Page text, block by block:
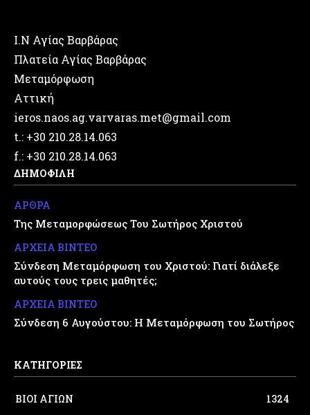
Ι.Ν Αγίας Βαρβάρας
Πλατεία Αγίας Βαρβάρας
Μεταμόρφωση
Αττική
ieros.naos.ag.varvaras.met@gmail.com
t.: +30 210.28.14.063
f.: +30 210.28.14.063
ΔΗΜΟΦΙΛΗ
ΑΡΘΡΑ
Της Μεταμορφώσεως Του Σωτήρος Χριστού
ΑΡΧΕΙΑ ΒΙΝΤΕΟ
Σύνδεση Μεταμόρφωση του Χριστού: Γιατί διάλεξε
αυτούς τους τρεις μαθητές;
ΑΡΧΕΙΑ ΒΙΝΤΕΟ
Σύνδεση 6 Αυγούστου: Η Μεταμόρφωση του Σωτήρος
ΚΑΤΗΓΟΡΙΕΣ
ΒΙΟΙ ΑΓΙΩΝ
1324